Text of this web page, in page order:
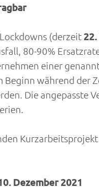
(derzeit
80-90%
einer
während der
Die angepasste
Dezember 2021